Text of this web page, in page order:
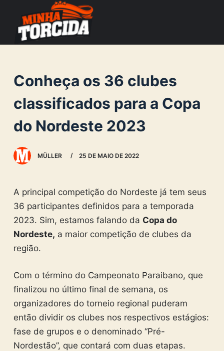
o
o
n
e
Conheça os 36 clubes
classificados para a Copa
do Nordeste 2023
MÜLLER 25 DE MAIO DE 2022
A principal competição do Nordeste já tem seus
36 participantes definidos para a temporada
2023. Sim, estamos falando da Copa do
Nordeste, a maior competição de clubes da
região.
Com o término do Campeonato Paraibano, que
finalizou no último final de semana, os
organizadores do torneio regional puderam
então dividir os clubes nos respectivos estágios:
fase de grupos e o denominado “Pré-
Nordestão”, que contará com duas etapas.